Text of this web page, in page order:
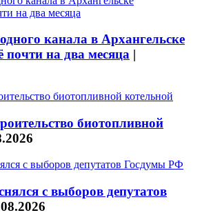
канала в Архангельске
почти на два месяца |
биотопливной
с выборов депутатов